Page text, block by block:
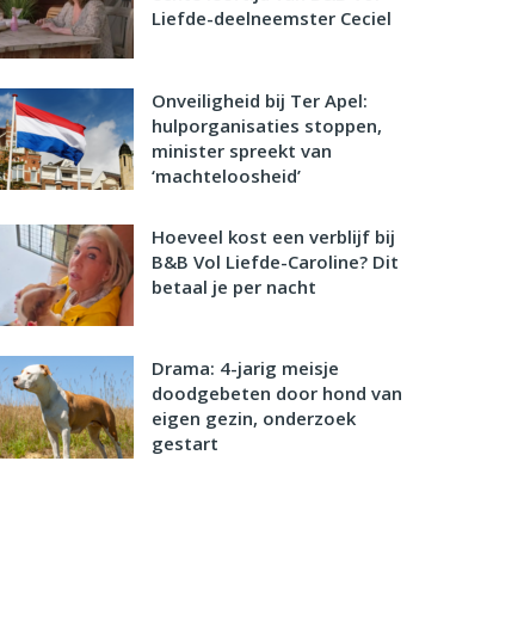
Liefde-deelneemster Ceciel
Onveiligheid bij Ter Apel:
hulporganisaties stoppen,
minister spreekt van
‘machteloosheid’
Hoeveel kost een verblijf bij
B&B Vol Liefde-Caroline? Dit
betaal je per nacht
Drama: 4-jarig meisje
doodgebeten door hond van
eigen gezin, onderzoek
gestart